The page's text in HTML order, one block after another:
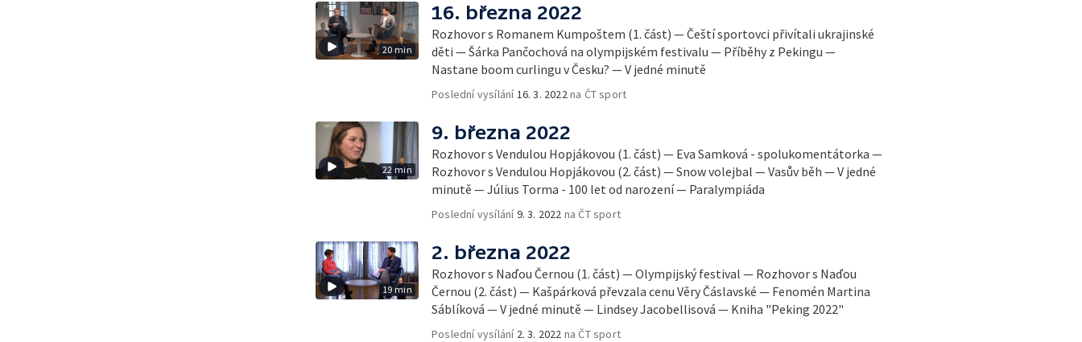
20 min
16. března 2022
Rozhovor s Romanem Kumpoštem (1. část) — Čeští sportovci přivítali ukrajinské
děti — Šárka Pančochová na olympijském festivalu — Příběhy z Pekingu —
Nastane boom curlingu v Česku? — V jedné minutě
Poslední vysílání16. 3. 2022na ČT sport
22 min
9. března 2022
Rozhovor s Vendulou Hopjákovou (1. část) — Eva Samková - spolukomentátorka —
Rozhovor s Vendulou Hopjákovou (2. část) — Snow volejbal — Vasův běh — V jedné
minutě — Július Torma - 100 let od narození — Paralympiáda
Poslední vysílání9. 3. 2022 na ČT sport
19 min
2. března 2022
Rozhovor s Naďou Černou (1. část) — Olympijský festival — Rozhovor s Naďou
Černou (2. část) — Kašpárková převzala cenu Věry Čáslavské — Fenomén Martina
Sáblíková — V jedné minutě — Lindsey Jacobellisová — Kniha "Peking 2022"
Poslední vysílání 2. 3. 2022 na ČT sport